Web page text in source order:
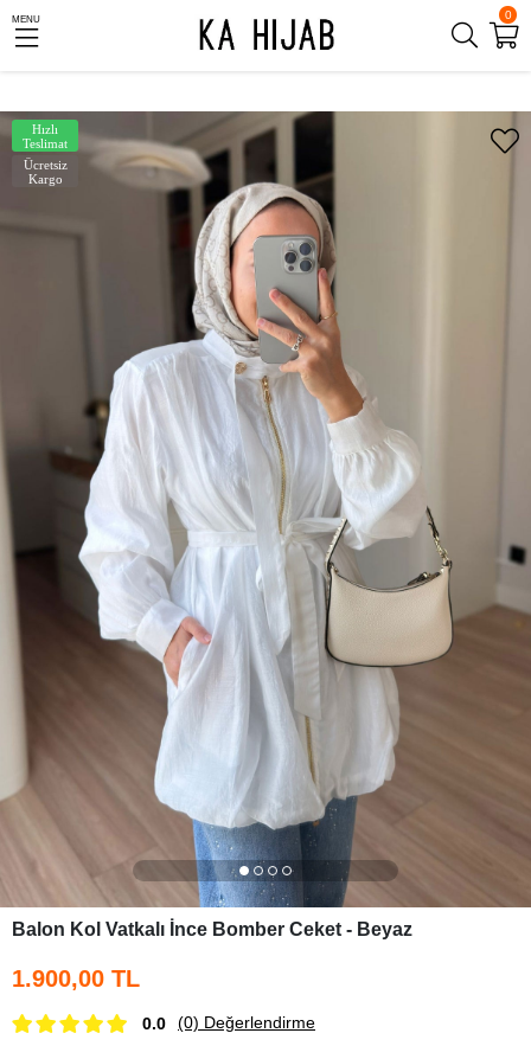
0
MENU
Ücretsiz
Kargo
Hızlı
Teslimat
Balon Kol Vatkalı İnce Bomber Ceket - Beyaz
1.900,00 TL
0.0 (0) Değerlendirme